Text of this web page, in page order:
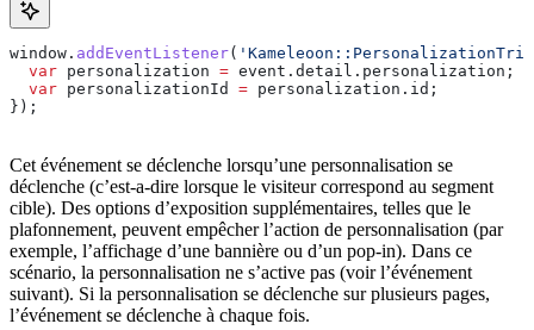
window . addEventListener(
  var
personalization = event . detail . personalization ;
  var
personalizationId = personalization . id ;
});
Cet événement se déclenche lorsqu’une personnalisation se
déclenche (c’est-a-dire lorsque le visiteur correspond au segment
cible). Des options d’exposition supplémentaires, telles que le
plafonnement, peuvent empêcher l’action de personnalisation (par
exemple, l’affichage d’une bannière ou d’un pop-in). Dans ce
scénario, la personnalisation ne s’active pas (voir l’événement
suivant). Si la personnalisation se déclenche sur plusieurs pages,
l’événement se déclenche à chaque fois.